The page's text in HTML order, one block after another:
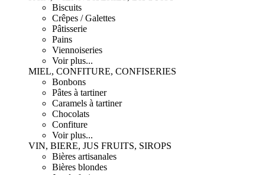
Biscuits
Crêpes / Galettes
Pâtisserie
Pains
Viennoiseries
Voir plus...
MIEL, CONFITURE, CONFISERIES
Bonbons
Pâtes à tartiner
Caramels à tartiner
Chocolats
Confiture
Voir plus...
VIN, BIERE, JUS FRUITS, SIROPS
Bières artisanales
Bières blondes